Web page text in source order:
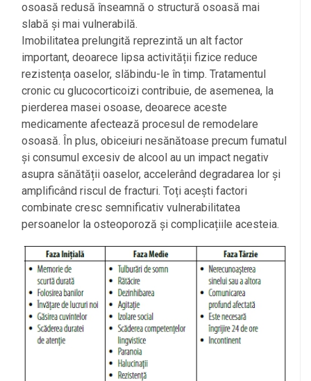
osoasă redusă înseamnă o structură osoasă mai
slabă și mai vulnerabilă.
Imobilitatea prelungită reprezintă un alt factor
important, deoarece lipsa activității fizice reduce
rezistența oaselor, slăbindu-le în timp. Tratamentul
cronic cu glucocorticoizi contribuie, de asemenea, la
pierderea masei osoase, deoarece aceste
medicamente afectează procesul de remodelare
osoasă. În plus, obiceiuri nesănătoase precum fumatul
și consumul excesiv de alcool au un impact negativ
asupra sănătății oaselor, accelerând degradarea lor și
amplificând riscul de fracturi. Toți acești factori
combinate cresc semnificativ vulnerabilitatea
persoanelor la osteoporoză și complicațiile acesteia.